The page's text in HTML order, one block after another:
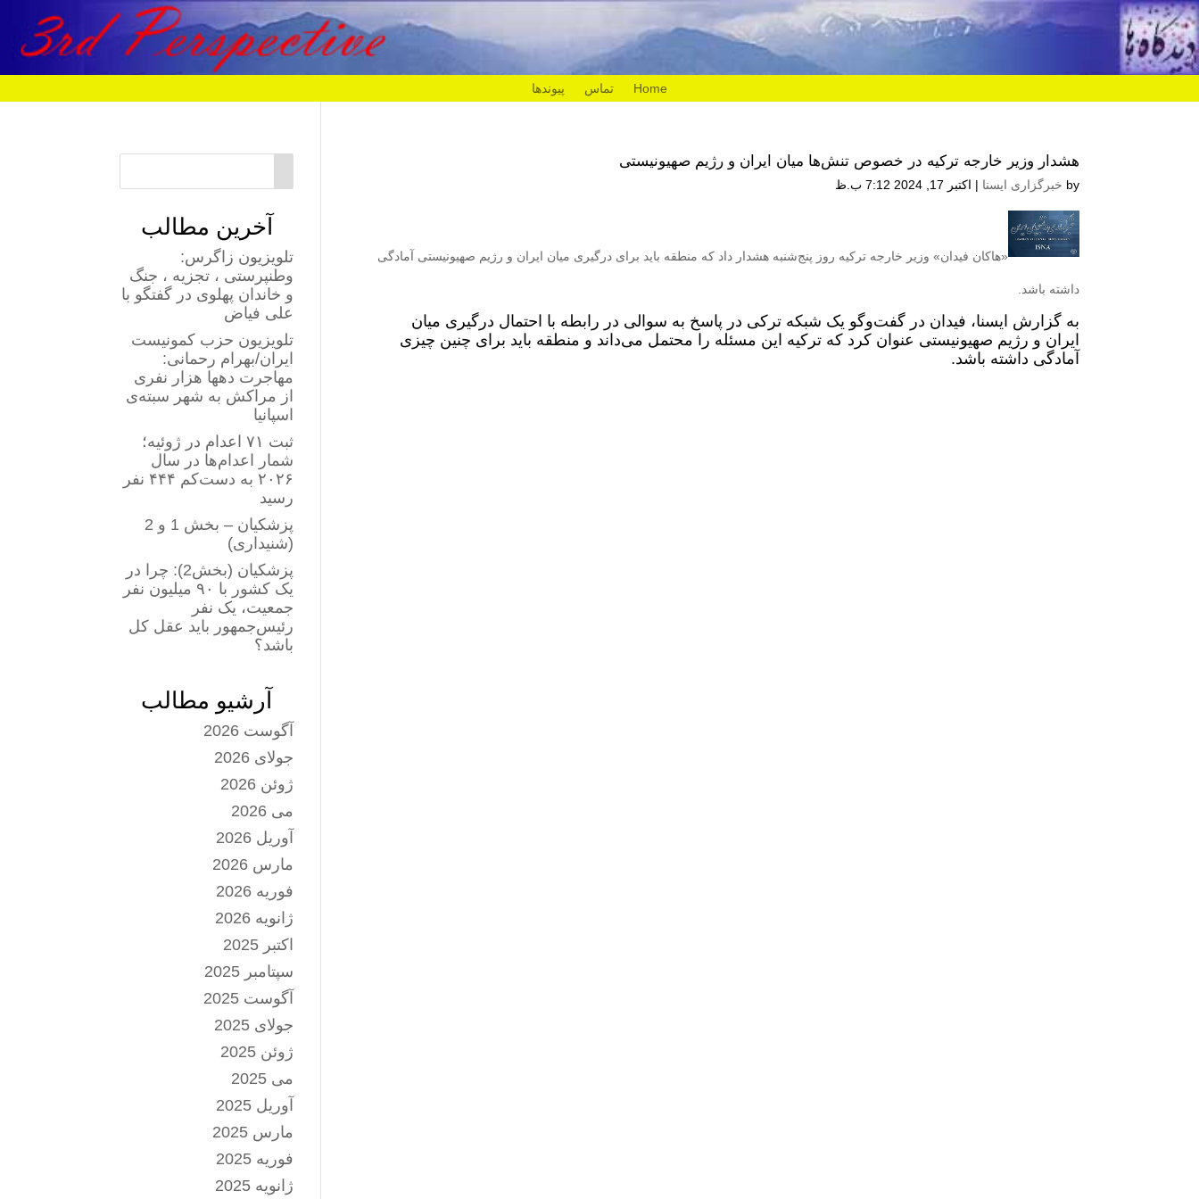
Home تماس پیوندها
هشدار وزیر خارجه ترکیه در خصوص تنش‌ها میان ایران و رژیم صهیونیستی
by خبرگزاری ایسنا | اکتبر 17, 2024 7:12 ب.ظ
«هاکان فیدان» وزیر خارجه ترکیه روز پنج‌شنبه هشدار داد که منطقه باید برای درگیری‌ میان ایران و رژیم صهیونیستی آمادگی
داشته باشد.
به گزارش ایسنا، فیدان در گفت‌وگو یک شبکه ترکی در پاسخ به سوالی در رابطه با احتمال درگیری میان
ایران و رژیم صهیونیستی عنوان کرد که ترکیه این مسئله را محتمل می‌داند و منطقه باید برای چنین چیزی
آمادگی داشته باشد.
آخرین مطالب
تلویزیون زاگرس:
وطنپرستی ، تجزیه ، جنگ
و خاندان پهلوی در گفتگو با
علی فیاض
تلویزیون حزب کمونیست
ایران/بهرام رحمانی:
مهاجرت دهها هزار نفری
از مراکش به شهر سبته‌ی
اسپانیا
ثبت ۷۱ اعدام در ژوئیه؛
شمار اعدام‌ها در سال
۲۰۲۶ به دست‌کم ۴۴۴ نفر
رسید
پزشکیان – بخش 1 و 2
(شنیداری)
پزشکیان (بخش2): چرا در
یک کشور با ۹۰ میلیون نفر
جمعیت، یک نفر
رئیس‌جمهور باید عقل کل
باشد؟
آرشیو مطالب
آگوست 2026
جولای 2026
ژوئن 2026
می 2026
آوریل 2026
مارس 2026
فوریه 2026
ژانویه 2026
اکتبر 2025
سپتامبر 2025
آگوست 2025
جولای 2025
ژوئن 2025
می 2025
آوریل 2025
مارس 2025
فوریه 2025
ژانویه 2025